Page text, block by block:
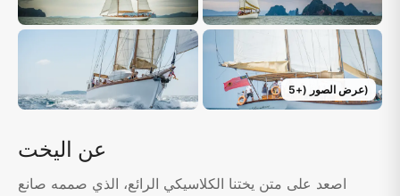
عرض الصور (+
5 )
عن اليخت
اصعد على متن يختنا الكلاسيكي الرائع، الذي صممه صانع